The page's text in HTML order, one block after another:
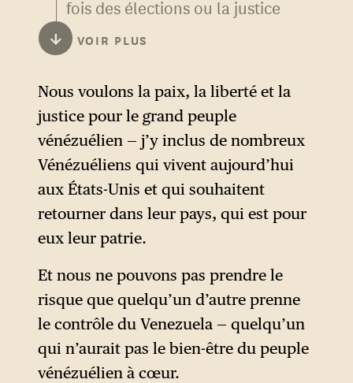
organisations criminelles
transnationales (OCT) et de
terrorisme pour la défense du
territoire national ».
La marine américaine a
détruit au moins 15
embarcations dans les
Caraïbes supposément
impliquées dans le trafic de
drogue depuis l’Amérique du
Sud vers les États-Unis,
provoquant plus de 60
victimes.
Paris), elle dit notamment :
« C’est l’heure des citoyens.
Ceux qui ont tout risqué pour
la démocratie le 28 juillet.
Ceux qui ont élu Edmundo
González Urrutia comme
président légitime du
Venezuela, qui doit
immédiatement assumer son
mandat constitutionnel et être
reconnu comme commandant
en chef des forces armées
nationales par tous les
officiers et soldats qui la
composent. »
fois des élections ou la justice
transitionnelle, le président
américain est très clair sur la
dimension purement
unilatérale de cette prise de
contrôle : les États-Unis
annoncent décider eux-
mêmes quand Caracas pourra
redevenir un pays souverain.
↓ VOIR PLUS
Nous voulons la paix, la liberté et la
justice pour le grand peuple
vénézuélien — j’y inclus de nombreux
Vénézuéliens qui vivent aujourd’hui
aux États-Unis et qui souhaitent
retourner dans leur pays, qui est pour
eux leur patrie.
Et nous ne pouvons pas prendre le
risque que quelqu’un d’autre prenne
le contrôle du Venezuela — quelqu’un
qui n’aurait pas le bien-être du peuple
vénézuélien à cœur.